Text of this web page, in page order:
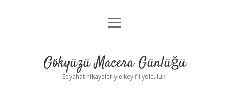
Anasayfa
Yasal Uyarı
menüyü
Gökyüzü Macera Günlüğü
Seyahat hikayeleriyle keyifli yolculuk!